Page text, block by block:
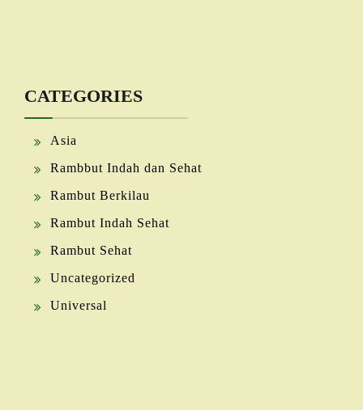
CATEGORIES
Asia
Rambbut Indah dan Sehat
Rambut Berkilau
Rambut Indah Sehat
Rambut Sehat
Uncategorized
Universal